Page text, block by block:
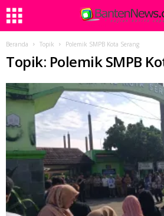
Beranda Topik Polemik SMPB Kota Serang
Topik: Polemik SMPB